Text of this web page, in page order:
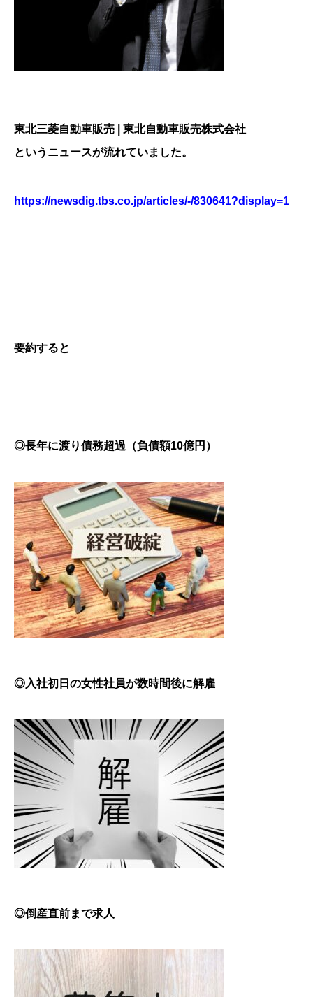
東北三菱自動車販売 | 東北自動車販売株式会社
というニュースが流れていました。
https://newsdig.tbs.co.jp/articles/-/830641?display=1
要約すると
◎長年に渡り債務超過（負債額10億円）
◎入社初日の女性社員が数時間後に解雇
◎倒産直前まで求人